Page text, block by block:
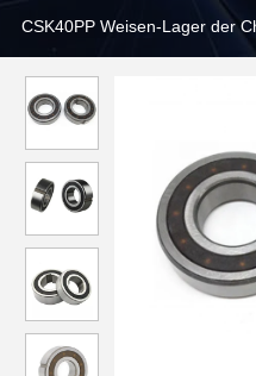
CSK40PP Weisen-Lager der